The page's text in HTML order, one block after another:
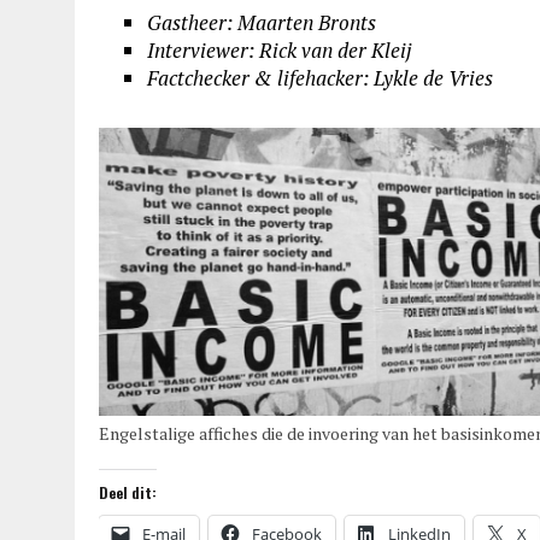
Gastheer: Maarten Bronts
Interviewer: Rick van der Kleij
Factchecker & lifehacker: Lykle de Vries
Engelstalige affiches die de invoering van het
Deel dit:
E-mail Facebook LinkedIn X